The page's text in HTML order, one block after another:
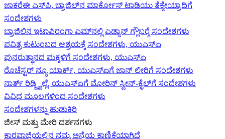
ಜಾಕರೆಈ ಎಸ್‌ಪಿ, ಬ್ರಾಜಿಲ್‌ನ ಮಾರ್ಕೋಸ್ ಟಾಡಿಯು ತೆಕ್ಸೇಯ್ರಾದಿಗೆ
ಸಂದೇಶಗಳು
ಬ್ರಾಜಿಲಿನ ಇಟಾಪಿರಂಗಾ ಎಮ್‌ನಲ್ಲಿ ಎಡ್ಸಾನ್ ಗ್ಲೌಬರ್‍ಗೆ ಸಂದೇಶಗಳು
ಪವಿತ್ರ ಕುಟುಂಬದ ಆಶ್ರಯಕ್ಕೆ ಸಂದೇಶಗಳು, ಯುಎಸ್‌ಏ
ಪುನರುತ್ಥಾನದ ಮಕ್ಕಳಿಗೆ ಸಂದೇಶಗಳು, ಯುಎಸ್‌ಏ
ರೊಚೆಸ್ಟರ್ ನ್ಯೂ ಯಾರ್ಕ್, ಯುಎಸ್‌ಏ‍ಗೆ ಜಾನ್ ಲೀರಿ‍ಗೆ ಸಂದೇಶಗಳು
ನಾರ್ತ್ ರಿಡ್ಜ್ವಿಲ್ಲೆ, ಯುಎಸ್‌ಏ‍ಗೆ ಮೋರಿನ್ ಸ್ವೀನ್-ಕೈಲ್‍ಗೆ ಸಂದೇಶಗಳು
ವಿವಿಧ ಮೂಲಗಳಿಂದ ಸಂದೇಶಗಳು
ಸಂದೇಶಗಳನ್ನು ಹುಡುಕಿರಿ
ಜೀಸ್‌ ಮತ್ತು ಮೇರಿ ದರ್ಶನಗಳು
ಕಾರವಾಜ್ಜಿಯಲ್ಲಿನ ನಮ್ಮ ಅನ್ನೆಯ ಕಾಣಿಕೆಯಾಗಿದೆ